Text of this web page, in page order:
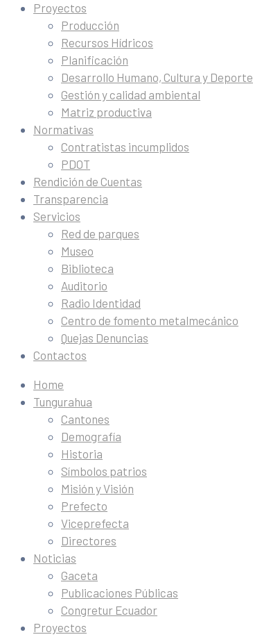
Proyectos
Producción
Recursos Hídricos
Planificación
Desarrollo Humano, Cultura y Deporte
Gestión y calidad ambiental
Matriz productiva
Normativas
Contratistas incumplidos
PDOT
Rendición de Cuentas
Transparencia
Servicios
Red de parques
Museo
Biblioteca
Auditorio
Radio Identidad
Centro de fomento metalmecánico
Quejas Denuncias
Contactos
Home
Tungurahua
Cantones
Demografía
Historia
Símbolos patrios
Misión y Visión
Prefecto
Viceprefecta
Directores
Noticias
Gaceta
Publicaciones Públicas
Congretur Ecuador
Proyectos